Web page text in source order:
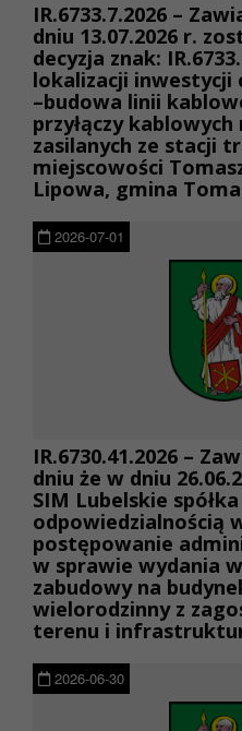
IR.6733.7.2026 –
dniu 13.07.2026 r.
decyzja znak:
lokalizacji inwestycji
–budowa linii
przyłączy
zasilanych ze stacji
miejscowości
Lipowa, gmina
2026-07-01
IR.6730.41.2026 –
dniu że w dniu
SIM Lubelskie
odpowiedzialnością
postępowanie
w sprawie wydania
zabudowy na
wielorodzinny z
terenu i
2026-06-30